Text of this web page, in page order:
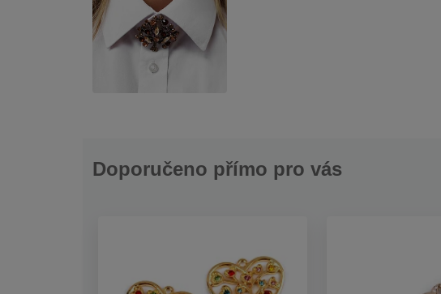
Doporučeno přímo pro vás